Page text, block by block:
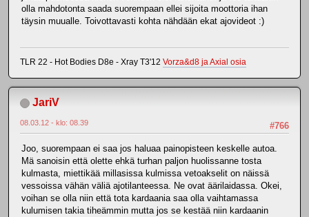
olla mahdotonta saada suorempaan ellei sijoita moottoria ihan
täysin muualle. Toivottavasti kohta nähdään ekat ajovideot :)
TLR 22 - Hot Bodies D8e - Xray T3'12 Vorza&d8 ja Axial osia
JariV
#766
08.03.12 - klo: 08.39
Joo, suorempaan ei saa jos haluaa painopisteen keskelle autoa.
Mä sanoisin että olette ehkä turhan paljon huolissanne tosta
kulmasta, miettikää millasissa kulmissa vetoakselit on näissä
vessoissa vähän väliä ajotilanteessa. Ne ovat äärilaidassa. Okei,
voihan se olla niin että tota kardaania saa olla vaihtamassa
kulumisen takia tiheämmin mutta jos se kestää niin kardaanin